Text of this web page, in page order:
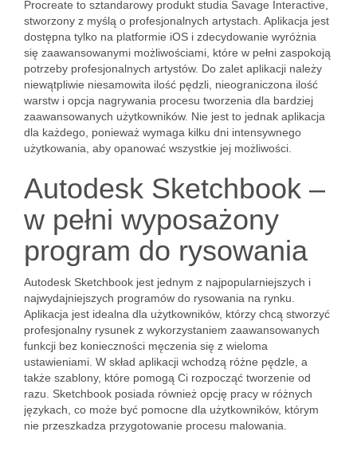
Procreate to sztandarowy produkt studia Savage Interactive,
stworzony z myślą o profesjonalnych artystach. Aplikacja jest
dostępna tylko na platformie iOS i zdecydowanie wyróżnia
się zaawansowanymi możliwościami, które w pełni zaspokoją
potrzeby profesjonalnych artystów. Do zalet aplikacji należy
niewątpliwie niesamowita ilość pędzli, nieograniczona ilość
warstw i opcja nagrywania procesu tworzenia dla bardziej
zaawansowanych użytkowników. Nie jest to jednak aplikacja
dla każdego, ponieważ wymaga kilku dni intensywnego
użytkowania, aby opanować wszystkie jej możliwości.
Autodesk Sketchbook –
w pełni wyposażony
program do rysowania
Autodesk Sketchbook jest jednym z najpopularniejszych i
najwydajniejszych programów do rysowania na rynku.
Aplikacja jest idealna dla użytkowników, którzy chcą stworzyć
profesjonalny rysunek z wykorzystaniem zaawansowanych
funkcji bez konieczności męczenia się z wieloma
ustawieniami. W skład aplikacji wchodzą różne pędzle, a
także szablony, które pomogą Ci rozpocząć tworzenie od
razu. Sketchbook posiada również opcję pracy w różnych
językach, co może być pomocne dla użytkowników, którym
nie przeszkadza przygotowanie procesu malowania.